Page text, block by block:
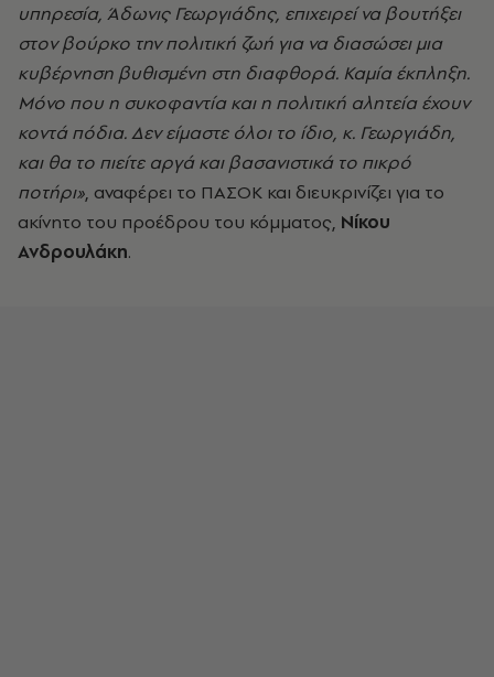
υπηρεσία, Άδωνις Γεωργιάδης, επιχειρεί να βουτήξει
στον βούρκο την πολιτική ζωή για να διασώσει μια
κυβέρνηση βυθισμένη στη διαφθορά. Καμία έκπληξη.
Μόνο που η συκοφαντία και η πολιτική αλητεία έχουν
κοντά πόδια. Δεν είμαστε όλοι το ίδιο, κ. Γεωργιάδη,
και θα το πιείτε αργά και βασανιστικά το πικρό
ποτήρι», αναφέρει το ΠΑΣΟΚ και διευκρινίζει για το
ακίνητο του προέδρου του κόμματος, Νίκου
Ανδρουλάκη.